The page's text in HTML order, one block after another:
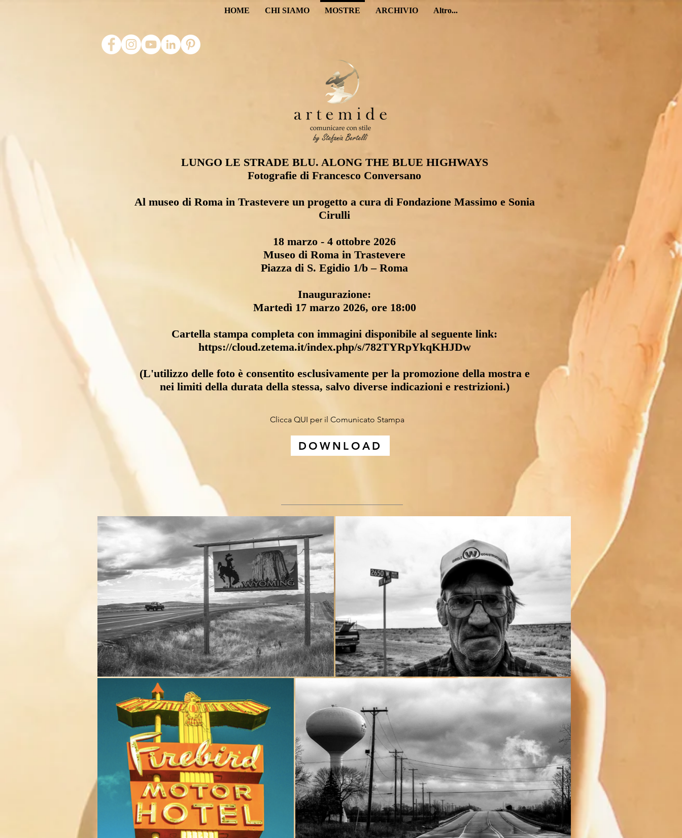
LUNGO LE STRADE BLU. ALONG THE BLUE HIGHWAYS
Fotografie di Francesco Conversano
Al museo di Roma in Trastevere un progetto a cura di Fondazione Massimo e Sonia
Cirulli
18 marzo - 4 ottobre 2026
Museo di Roma in Trastevere
Piazza di S. Egidio 1/b – Roma
Inaugurazione:
Martedì 17 marzo 2026, ore 18:00
Cartella stampa completa con immagini disponibile al seguente link:
https://cloud.zetema.it/index.php/s/782TYRpYkqKHJDw
(L'utilizzo delle foto è consentito esclusivamente per la promozione della mostra e
nei limiti della durata della stessa, salvo diverse indicazioni e restrizioni.)
Clicca QUI per il Comunicato Stampa
DOWNLOAD
HOME CHI SIAMO MOSTRE ARCHIVIO Altro...